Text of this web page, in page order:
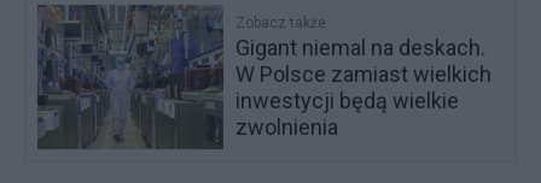
Zobacz także
Gigant niemal na deskach.
W Polsce zamiast wielkich
inwestycji będą wielkie
zwolnienia